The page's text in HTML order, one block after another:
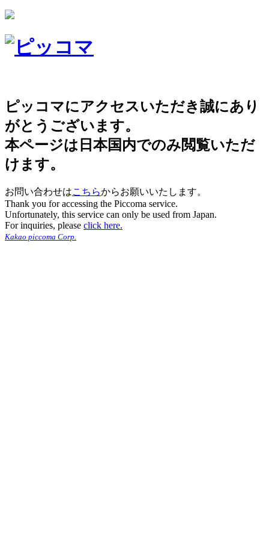
ピッコマにアクセスいただき誠にあり
がとうございます。
本ページは日本国内でのみ閲覧いただ
けます。
お問い合わせはこちらからお願いいたします。
Thank you for accessing the Piccoma service.
Unfortunately, this service can only be used from Japan.
For inquiries, please click here.
Kakao piccoma Corp.